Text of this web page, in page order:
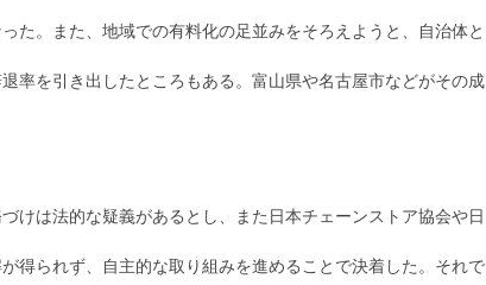
た。また、地域での有料化の足並みをそろえようと、自治体と
率を引き出したところもある。富山県や名古屋市などがその成
けは法的な疑義があるとし、また日本チェーンストア協会や日
得られず、自主的な取り組みを進めることで決着した。それで